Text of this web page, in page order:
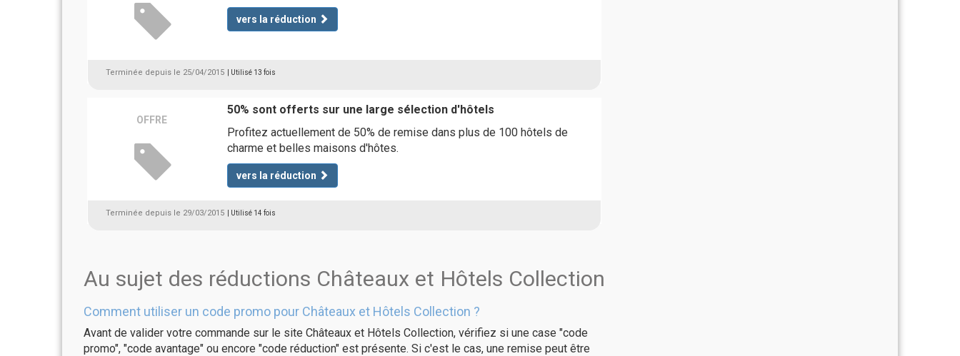
vers la réduction
Terminée depuis le 25/04/2015 | Utilisé 13 fois
OFFRE
50% sont offerts sur une large sélection d'hôtels
Profitez actuellement de 50% de remise dans plus de 100 hôtels de
charme et belles maisons d'hôtes.
vers la réduction
Terminée depuis le 29/03/2015 | Utilisé 14 fois
Au sujet des réductions Châteaux et Hôtels Collection
Comment utiliser un code promo pour Châteaux et Hôtels Collection ?
Avant de valider votre commande sur le site Châteaux et Hôtels Collection, vérifiez si une case "code
promo", "code avantage" ou encore "code réduction" est présente. Si c'est le cas, une remise peut être